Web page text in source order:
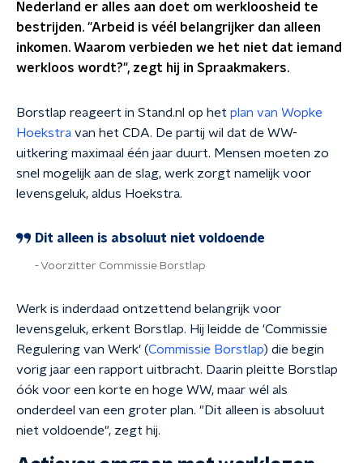
Nederland er alles aan doet om werkloosheid te
bestrijden. "Arbeid is véél belangrijker dan alleen
inkomen. Waarom verbieden we het niet dat iemand
werkloos wordt?", zegt hij in Spraakmakers.
Borstlap reageert in Stand.nl op het plan van Wopke
Hoekstra van het CDA. De partij wil dat de WW-
uitkering maximaal één jaar duurt. Mensen moeten zo
snel mogelijk aan de slag, werk zorgt namelijk voor
levensgeluk, aldus Hoekstra.
Dit alleen is absoluut niet voldoende
Voorzitter Commissie Borstlap
Werk is inderdaad ontzettend belangrijk voor
levensgeluk, erkent Borstlap. Hij leidde de 'Commissie
Regulering van Werk' (Commissie Borstlap) die begin
vorig jaar een rapport uitbracht. Daarin pleitte Borstlap
óók voor een korte en hoge WW, maar wél als
onderdeel van een groter plan. "Dit alleen is absoluut
niet voldoende", zegt hij.